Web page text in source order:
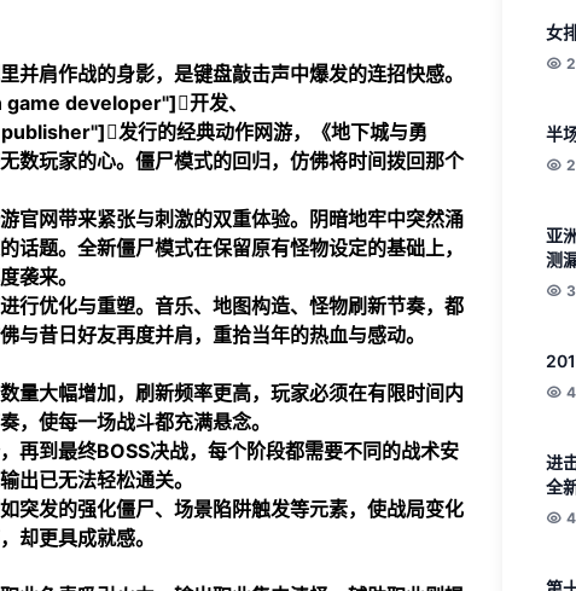
肩作战的身影，是键盘敲击声中爆发的连招快感。
developer"]开发、
发行的经典动作网游，《地下城与勇
数玩家的心。僵尸模式的回归，仿佛将时间拨回那个
官网带来紧张与刺激的双重体验。阴暗地牢中突然涌
题。全新僵尸模式在保留原有怪物设定的基础上，
袭来。
行优化与重塑。音乐、地图构造、怪物刷新节奏，都
昔日好友再度并肩，重拾当年的热血与感动。
量大幅增加，刷新频率更高，玩家必须在有限时间内
，使每一场战斗都充满悬念。
再到最终BOSS决战，每个阶段都需要不同的战术安
出已无法轻松通关。
突发的强化僵尸、场景陷阱触发等元素，使战局变化
却更具成就感。
女
半
亚
测
进
全